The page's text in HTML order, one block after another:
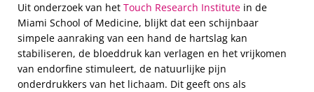
Uit onderzoek van het Touch Research Institute in de
Miami School of Medicine, blijkt dat een schijnbaar
simpele aanraking van een hand de hartslag kan
stabiliseren, de bloeddruk kan verlagen en het vrijkomen
van endorfine stimuleert, de natuurlijke pijn
onderdrukkers van het lichaam. Dit geeft ons als